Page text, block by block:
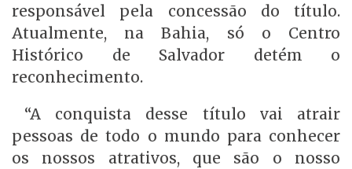
responsável pela concessão do título.
Atualmente, na Bahia, só o Centro
Histórico de Salvador detém o
reconhecimento.
“A conquista desse título vai atrair
pessoas de todo o mundo para conhecer
os nossos atrativos, que são o nosso